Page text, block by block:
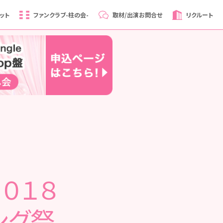
ト ファンクラブ-柱の会- 取材/出演お問合せ リクルート
１８